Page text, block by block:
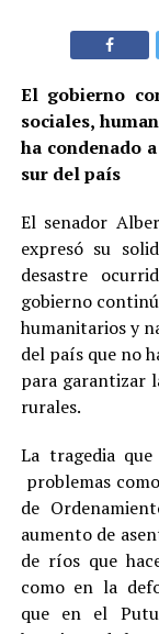
El gobierno
sociales,
ha condenado
sur del país
El senador
expresó su
desastre
gobierno
humanitarios y
del país que no
para garantizar
rurales.
La tragedia
problemas
de
aumento de
de ríos que
como en la
que en el